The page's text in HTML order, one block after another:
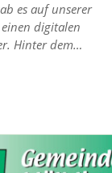
es auf unserer
einen digitalen
Hinter dem